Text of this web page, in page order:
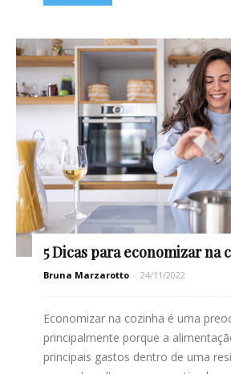
5 Dicas para economizar na
Bruna Marzarotto - 24/11/2022
Economizar na cozinha é uma
principalmente porque a
principais gastos dentro de uma